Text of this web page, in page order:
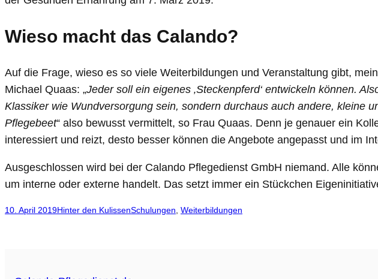
Wieso macht das Calando?
Auf die Frage, wieso es so viele Weiterbildungen und Veranstaltung gibt,
Michael Quaas: „Jeder soll ein eigenes ‚Steckenpferd‘ entwickeln können.
Klassiker wie Wundversorgung sein, sondern durchaus auch andere, kleine
Pflegebeet“ also bewusst vermittelt, so Frau Quaas. Denn je genauer ein
interessiert und reizt, desto besser können die Angebote angepasst und im
Ausgeschlossen wird bei der Calando Pflegedienst GmbH niemand. Alle
um interne oder externe handelt. Das setzt immer ein Stückchen
10. April 2019Hinter den KulissenSchulungen Weiterbildungen